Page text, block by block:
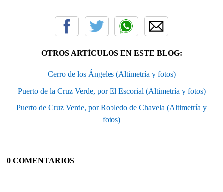
OTROS ARTÍCULOS EN ESTE BLOG:
Cerro de los Ángeles (Altimetría y fotos)
Puerto de la Cruz Verde, por El Escorial (Altimetría y fotos)
Puerto de Cruz Verde, por Robledo de Chavela (Altimetría y
fotos)
0 COMENTARIOS